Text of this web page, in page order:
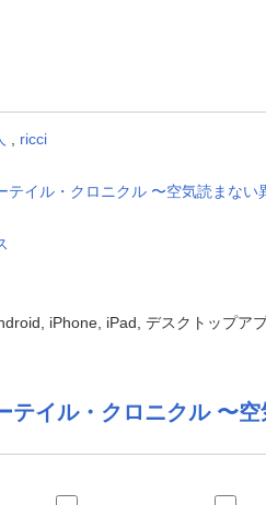
ricci
テイル・クロニクル 〜空気読まない
iPhone, iPad, デスクトップア
テイル・クロニクル 〜